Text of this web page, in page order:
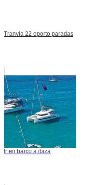
Tranvia 22 oporto paradas
Ir en barco a ibiza